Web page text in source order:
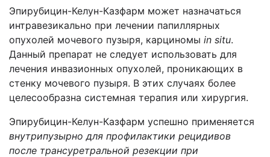
Эпирубицин-Келун-Казфарм может назначаться
интравезикально при лечении папиллярных
опухолей мочевого пузыря, карциномы in situ.
Данный препарат не следует использовать для
лечения инвазионных опухолей, проникающих в
стенку мочевого пузыря. В этих случаях более
целесообразна системная терапия или хирургия.
Эпирубицин-Келун-Казфарм успешно применяется
внутрипузырно для профилактики рецидивов
после трансуретральной резекции при